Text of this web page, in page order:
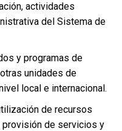
actividades
del Sistema de
y programas de
unidades de
local e internacional.
de recursos
provisión de servicios y